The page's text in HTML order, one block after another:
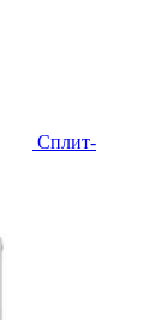
Cплит-